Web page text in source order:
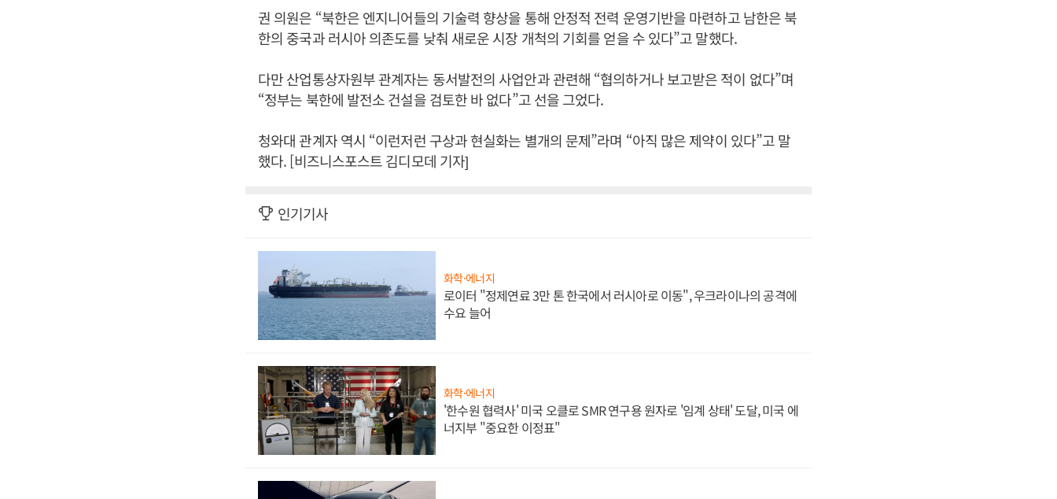
권 의원은 “북한은 엔지니어들의 기술력 향상을 통해 안정적 전력 운영기반을 마련하고 남한은 북
한의 중국과 러시아 의존도를 낮춰 새로운 시장 개척의 기회를 얻을 수 있다”고 말했다.
다만 산업통상자원부 관계자는 동서발전의 사업안과 관련해 “협의하거나 보고받은 적이 없다”며
“정부는 북한에 발전소 건설을 검토한 바 없다”고 선을 그었다.
청와대 관계자 역시 “이런저런 구상과 현실화는 별개의 문제”라며 “아직 많은 제약이 있다”고 말
했다. [비즈니스포스트 김디모데 기자]
인기기사
화학·에너지
로이터 "정제연료 3만 톤 한국에서 러시아로 이동", 우크라이나의 공격에
수요 늘어
화학·에너지
'한수원 협력사' 미국 오클로 SMR 연구용 원자로 '임계 상태' 도달, 미국 에
너지부 "중요한 이정표"